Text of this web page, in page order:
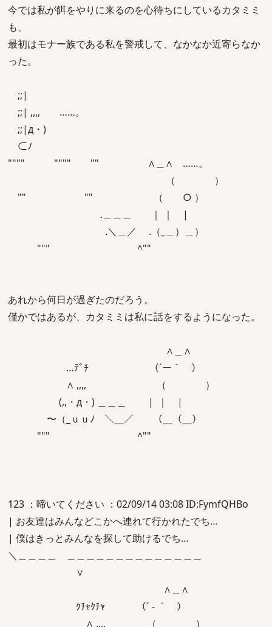
今では私が餌をやりに来るのを心待ちにしているカタミミ
も、
最初はモナー族である私を警戒して、なかなか近寄らなか
った。
;;|
;;| ,,,, ……。
;;|д・)
⊂ﾉ
"""" """" "" ∧＿∧ ……。
（ ）
"" "" （ ○ ）
.＿＿＿ ｜ ｜ |
.＼＿／ .（_＿）＿）
""" ^""
あれから何日が過ぎたのだろう。
僅かではあるが、カタミミは私に話をするようになった。
∧＿∧
…ﾃﾞﾁ （´ー｀ ）
∧ ,,,, （ ）
(,,・д・) ＿＿＿ ｜ ｜ |
〜（_ｕｕﾉ ＼＿／ （＿（＿）
""" ^""
123 ：啼いてください ：02/09/14 03:08 ID:FymfQHBo
| お友達はみんなどこかへ連れて行かれたでち…
| 僕はきっとみんなを探して助けるでち…
＼＿＿＿＿ ＿＿＿＿＿＿＿＿＿＿＿＿＿＿
∨
∧＿∧
ｸﾁｬｸﾁｬ （´ - ｀ ）
∧ ,,,, （ ）